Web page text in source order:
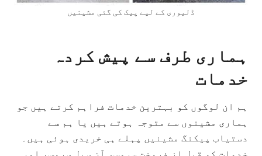
ڈلیوری کے لیے پیک کی گئی مشینیں
ہماری طرف سے پیش کردہ
خدمات
ہم ان لوگوں کو بہترین خدمات فراہم کرتے ہیں جو
ہماری مشینوں سے متوجہ ہوتے ہیں یا ہم سے
دستیاب پیکنگ مشینیں پہلے ہی خریدی ہوئی ہیں۔
خدمات کو قبل از فروخت سروس، آن سیل سروس، اور